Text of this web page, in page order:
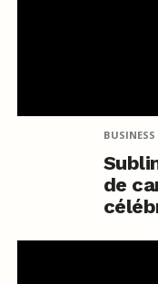
BUSINESS
de